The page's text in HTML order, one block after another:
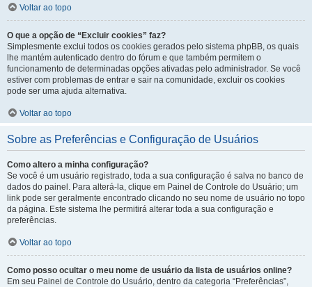
Voltar ao topo
O que a opção de “Excluir cookies” faz?
Simplesmente exclui todos os cookies gerados pelo sistema phpBB, os quais
lhe mantém autenticado dentro do fórum e que também permitem o
funcionamento de determinadas opções ativadas pelo administrador. Se você
estiver com problemas de entrar e sair na comunidade, excluir os cookies
pode ser uma ajuda alternativa.
Voltar ao topo
Sobre as Preferências e Configuração de Usuários
Como altero a minha configuração?
Se você é um usuário registrado, toda a sua configuração é salva no banco de
dados do painel. Para alterá-la, clique em Painel de Controle do Usuário; um
link pode ser geralmente encontrado clicando no seu nome de usuário no topo
da página. Este sistema lhe permitirá alterar toda a sua configuração e
preferências.
Voltar ao topo
Como posso ocultar o meu nome de usuário da lista de usuários online?
Em seu Painel de Controle do Usuário, dentro da categoria “Preferências”,